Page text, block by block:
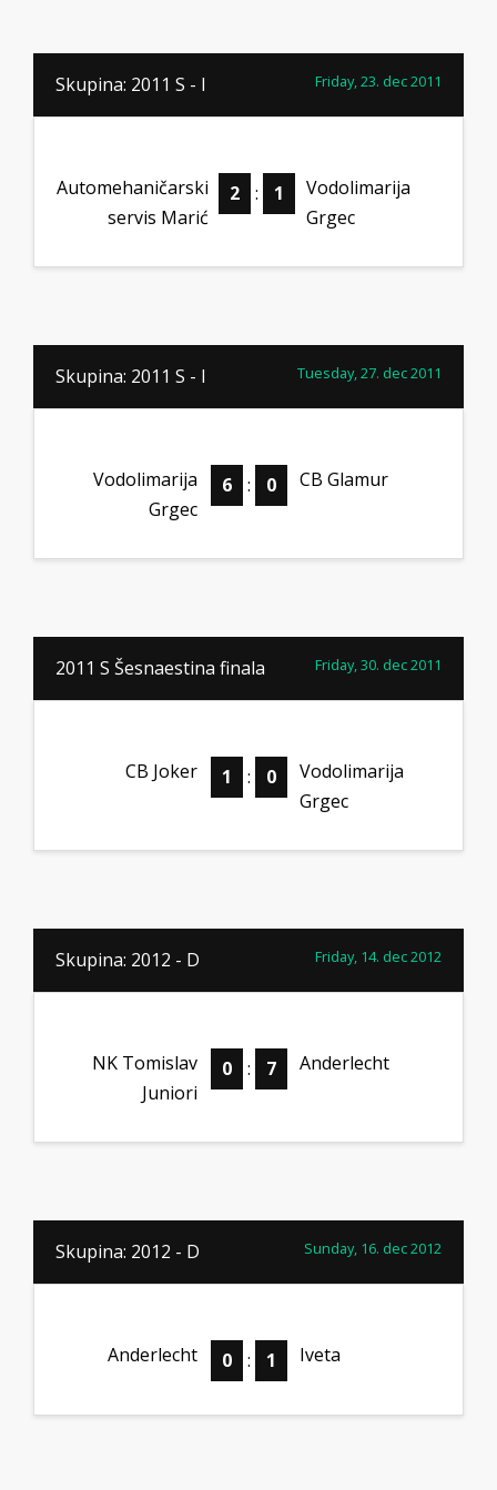
Skupina: 2011 S - I Friday, 23. dec 2011
Automehaničarski
servis Marić
2 : 1
Vodolimarija
Grgec
Skupina: 2011 S - I Tuesday, 27. dec 2011
Vodolimarija
Grgec
6 : 0 CB Glamur
2011 S Šesnaestina finala Friday, 30. dec 2011
CB Joker 1 : 0
Vodolimarija
Grgec
Skupina: 2012 - D Friday, 14. dec 2012
NK Tomislav
Juniori
0 : 7 Anderlecht
Skupina: 2012 - D Sunday, 16. dec 2012
Anderlecht 0 : 1 Iveta